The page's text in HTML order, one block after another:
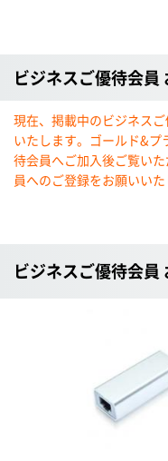
ビジネスご優待会員
現在、掲載中のビジネス
いたします。ゴールド&
待会員へご加入後ご覧い
員へのご登録をお願いいた
ビジネスご優待会員